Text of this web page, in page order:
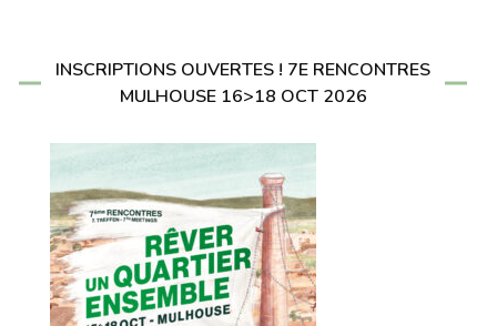
INSCRIPTIONS OUVERTES ! 7E RENCONTRES
MULHOUSE 16>18 OCT 2026